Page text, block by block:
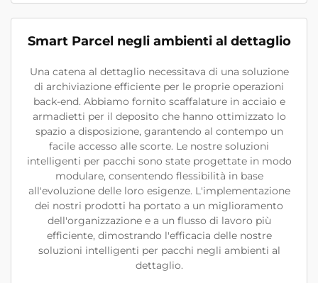
Smart Parcel negli ambienti al dettaglio
Una catena al dettaglio necessitava di una soluzione
di archiviazione efficiente per le proprie operazioni
back-end. Abbiamo fornito scaffalature in acciaio e
armadietti per il deposito che hanno ottimizzato lo
spazio a disposizione, garantendo al contempo un
facile accesso alle scorte. Le nostre soluzioni
intelligenti per pacchi sono state progettate in modo
modulare, consentendo flessibilità in base
all'evoluzione delle loro esigenze. L'implementazione
dei nostri prodotti ha portato a un miglioramento
dell'organizzazione e a un flusso di lavoro più
efficiente, dimostrando l'efficacia delle nostre
soluzioni intelligenti per pacchi negli ambienti al
dettaglio.